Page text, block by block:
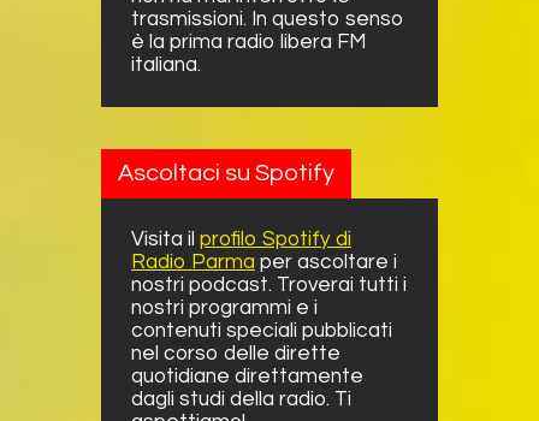
trasmissioni. In questo senso
è la prima radio libera FM
italiana.
Ascoltaci su Spotify
Visita il profilo Spotify di
Radio Parma per ascoltare i
nostri podcast. Troverai tutti i
nostri programmi e i
contenuti speciali pubblicati
nel corso delle dirette
quotidiane direttamente
dagli studi della radio. Ti